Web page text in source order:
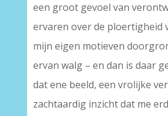
een groot gevoel van
ervaren over de ploertigheid
mijn eigen motieven
ervan walg – en dan is daar
dat ene beeld, een vrolijke
zachtaardig inzicht dat me